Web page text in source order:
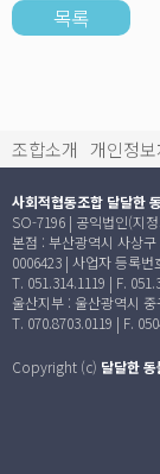
목록
조합소개 개인정
사회적협동조합 달달한
SO-7196 | 공익법인(지
본점 : 부산광역시 사상
0006423 | 사업자 등록번
T. 051.314.1119 | F.
울산지부 : 울산광역시
T. 070.8703.0119 | F.
Copyright (c) 달달한